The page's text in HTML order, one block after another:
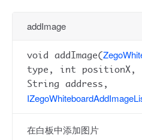
addImage
void addImage(
type, int positionX,
String address,
在白板中添加图片